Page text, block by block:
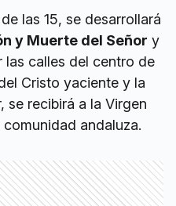
las 15, se desarrollará
y Muerte del Señor y
las calles del centro de
Cristo yaciente y la
se recibirá a la Virgen
andaluza.